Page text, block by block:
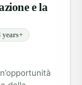
e la
years+